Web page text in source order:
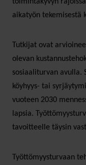
aikatyön tekemisestä
Tutkijat ovat
olevan
sosiaaliturvan avulla.
köyhyys- tai
vuoteen 2030
lapsia.
tavoitteelle täysin
Työttömyysturvaan